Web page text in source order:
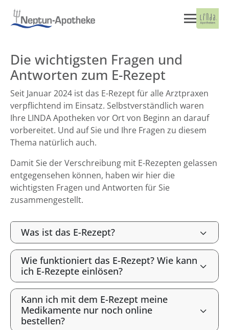
Die wichtigsten Fragen und
Antworten zum E-Rezept
Seit Januar 2024 ist das E-Rezept für alle Arztpraxen
verpflichtend im Einsatz. Selbstverständlich waren
Ihre LINDA Apotheken vor Ort von Beginn an darauf
vorbereitet. Und auf Sie und Ihre Fragen zu diesem
Thema natürlich auch.
Damit Sie der Verschreibung mit E-Rezepten gelassen
entgegensehen können, haben wir hier die
wichtigsten Fragen und Antworten für Sie
zusammengestellt.
Was ist das E-Rezept?
Wie funktioniert das E-Rezept? Wie kann
ich E-Rezepte einlösen?
Kann ich mit dem E-Rezept meine
Medikamente nur noch online
bestellen?